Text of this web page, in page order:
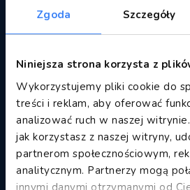
Zgoda Szczegóły
Niniejsza strona korzysta z
Wykorzystujemy pliki cookie do
treści i reklam, aby oferować
analizować ruch w naszej
jak korzystasz z naszej witryny,
partnerom społecznościowym,
analitycznym. Partnerzy mogą
innymi danymi otrzymanymi od
Italy
Poland
Saint
Serbia
Spain
Turkey